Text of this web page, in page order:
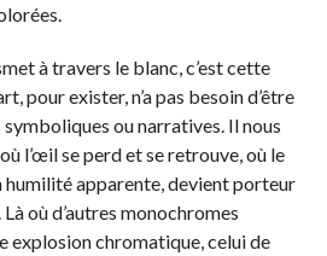
à travers le blanc, c’est cette
pour exister, n’a pas besoin d’être
ou narratives. Il nous
l’œil se perd et se retrouve, où le
humilité apparente, devient porteur
où d’autres monochromes
explosion chromatique, celui de